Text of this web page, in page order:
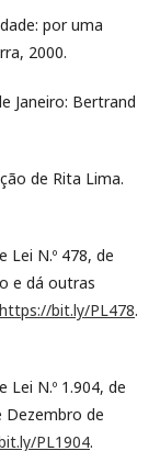
por uma
2000.
Janeiro: Bertrand
de Rita Lima.
Lei N.º 478, de
e dá outras
https://bit.ly/PL478.
N.º 1.904, de
Dezembro de
PL1904.